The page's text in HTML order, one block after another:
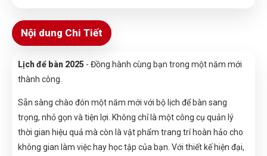
Nội dung Chi Tiết
Lịch để bàn 2025 - Đồng hành cùng bạn trong một năm mới
thành công.
Sẵn sàng chào đón một năm mới với bộ lịch để bàn sang
trọng, nhỏ gọn và tiện lợi. Không chỉ là một công cụ quản lý
thời gian hiệu quả mà còn là vật phẩm trang trí hoàn hảo cho
không gian làm việc hay học tập của bạn. Với thiết kế hiện đại,